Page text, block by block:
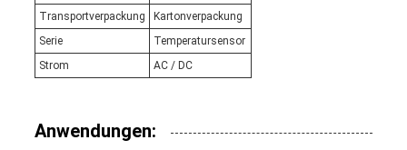
Transportverpackung
Kartonverpackung
Serie
Temperatursensor
Strom
AC / DC
Anwendungen: